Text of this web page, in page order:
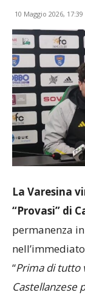
10 Maggio 2026, 17:39
La Varesina
“Provasi” di
permanenza
“Prima di tutto
Castellanzese